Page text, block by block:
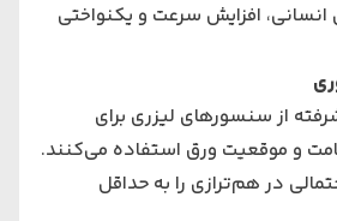
افزایش سرعت و یکنواختی
از سنسورهای لیزری برای
و موقعیت ورق استفاده می‌کنند.
در هم‌ترازی را به حداقل